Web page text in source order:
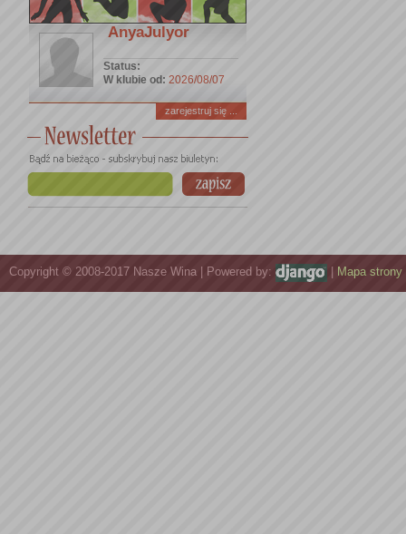
AnyaJulyor
Status:
W klubie od: 2026/08/07
zarejestruj się ...
Copyright © 2008-2017 Nasze Wina | Powered by: Mapa strony